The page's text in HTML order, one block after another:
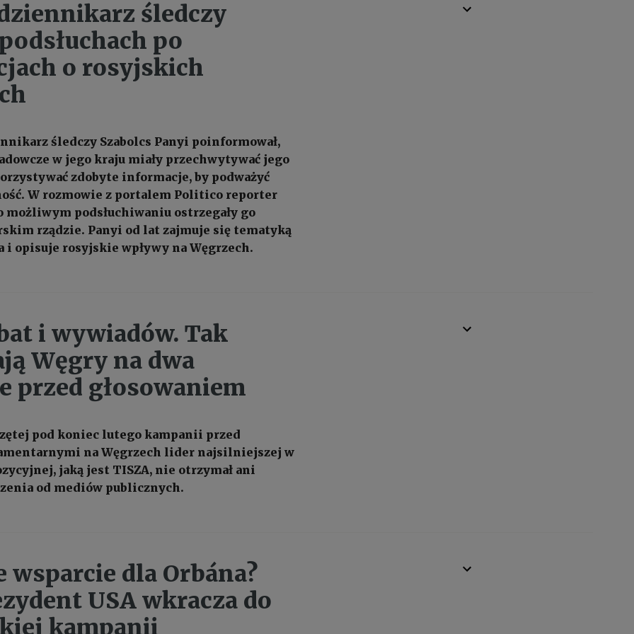
śledczy
po
o rosyjskich
śledczy Szabolcs Panyi poinformował,
w jego kraju miały przechwytywać jego
zdobyte informacje, by podważyć
W rozmowie z portalem Politico reporter
możliwym podsłuchiwaniu ostrzegały go
rządzie. Panyi od lat zajmuje się tematyką
i opisuje rosyjskie wpływy na Węgrzech.
i wywiadów. Tak
Węgry na dwa
przed głosowaniem
pod koniec lutego kampanii przed
na Węgrzech lider najsilniejszej w
jaką jest TISZA, nie otrzymał ani
od mediów publicznych.
wsparcie dla Orbána?
USA wkracza do
kampanii